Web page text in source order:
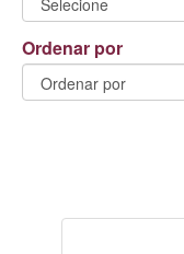
Ordenar por